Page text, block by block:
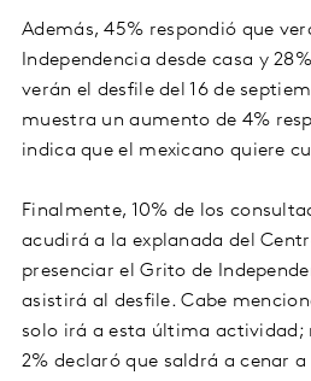
Además, 45% respondió que
Independencia desde casa y
verán el desfile del 16 de
muestra un aumento de 4%
indica que el mexicano quiere
Finalmente, 10% de los
acudirá a la explanada del
presenciar el Grito de
asistirá al desfile. Cabe
solo irá a esta última actividad;
2% declaró que saldrá a cenar